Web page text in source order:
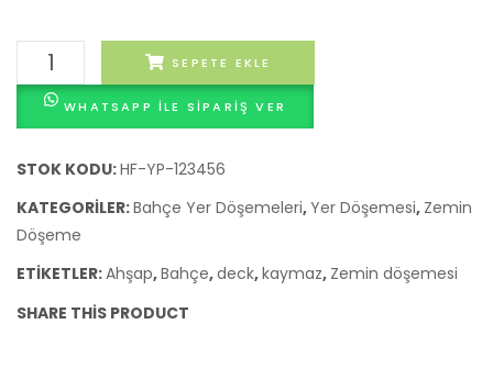
Ahşap
Bahçe
Zemin
adet
SEPETE EKLE
WHATSAPP ILE SIPARIŞ VER
STOK KODU:HF-YP-123456
KATEGORILER:Bahçe Yer Döşemeleri,Yer Döşemesi, Zemin
Döşeme
ETIKETLER:Ahşap,Bahçe,deck,kaymaz, Zemin döşemesi
SHARE THIS PRODUCT